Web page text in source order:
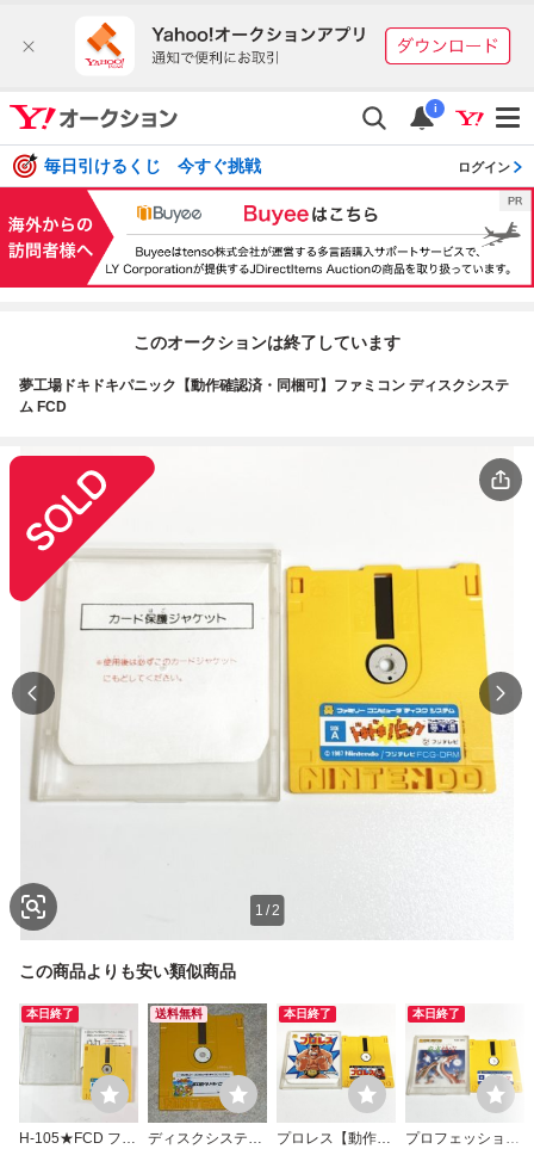
i
毎日引けるくじ 今すぐ挑戦 ログイン
このオークションは終了しています
夢工場ドキドキパニック【動作確認済・同梱可】ファミコン ディスクシステ
ム FCD
1 /2
この商品よりも安い類似商品
本日終了
H-105★FCD ファ
送料無料
ディスクシステム
本日終了
プロレス【動作確
本日終了
プロフェッショナ